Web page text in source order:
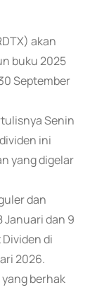
akan
buku 2025
September
Senin
ini
yang digelar
dan
Januari dan 9
di
2026.
berhak